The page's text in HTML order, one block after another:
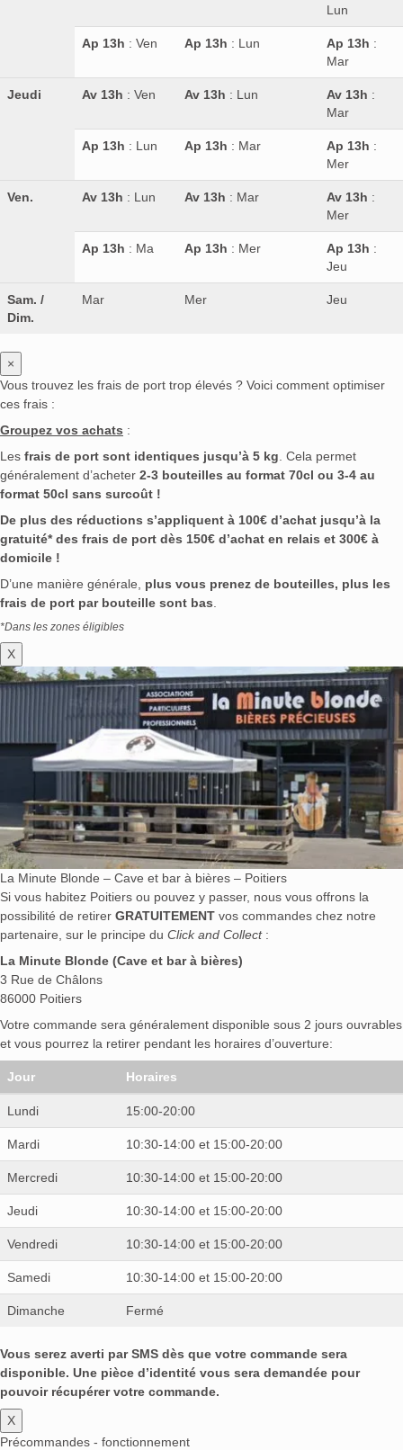
Lun
Ap 13h : Ven Ap 13h : Lun Ap 13h :
Mar
Jeudi Av 13h : Ven Av 13h : Lun Av 13h :
Mar
Ap 13h : Lun Ap 13h : Mar Ap 13h :
Mer
Ven. Av 13h : Lun Av 13h : Mar Av 13h :
Mer
Ap 13h : Ma Ap 13h : Mer Ap 13h :
Jeu
Sam. /
Dim.
Mar Mer Jeu
×
Vous trouvez les frais de port trop élevés ? Voici comment optimiser
ces frais :
Groupez vos achats :
Les frais de port sont identiques jusqu’à 5 kg . Cela permet
généralement d’acheter 2-3 bouteilles au format 70cl ou 3-4 au
format 50cl sans surcoût !
De plus des réductions s’appliquent à 100€ d’achat jusqu’à la
gratuité* des frais de port dès 150€ d’achat en relais et 300€ à
domicile !
D’une manière générale, plus vous prenez de bouteilles, plus les
frais de port par bouteille sont bas
*Dans les zones éligibles
X
La Minute Blonde – Cave et bar à bières – Poitiers
Si vous habitez Poitiers ou pouvez y passer, nous vous offrons la
possibilité de retirer GRATUITEMENT vos commandes chez notre
partenaire, sur le principe du Click and Collect:
La Minute Blonde (Cave et bar à bières)
3 Rue de Châlons
86000 Poitiers
Votre commande sera généralement disponible sous 2 jours ouvrables
et vous pourrez la retirer pendant les horaires d’ouverture:
Jour Horaires
Lundi 15:00-20:00
Mardi 10:30-14:00 et 15:00-20:00
Mercredi 10:30-14:00 et 15:00-20:00
Jeudi 10:30-14:00 et 15:00-20:00
Vendredi 10:30-14:00 et 15:00-20:00
Samedi 10:30-14:00 et 15:00-20:00
Dimanche Fermé
Vous serez averti par SMS dès que votre commande sera
disponible. Une pièce d’identité vous sera demandée pour
pouvoir récupérer votre commande.
X
Précommandes - fonctionnement